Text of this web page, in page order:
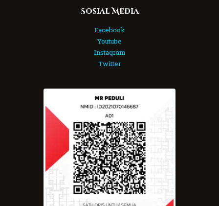
Sosial Media
Facebook
Youtube
Instagram
Twitter